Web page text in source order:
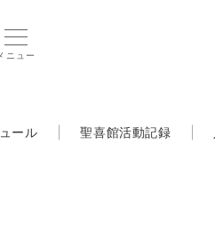
ニュー
ール 聖喜館活動記録